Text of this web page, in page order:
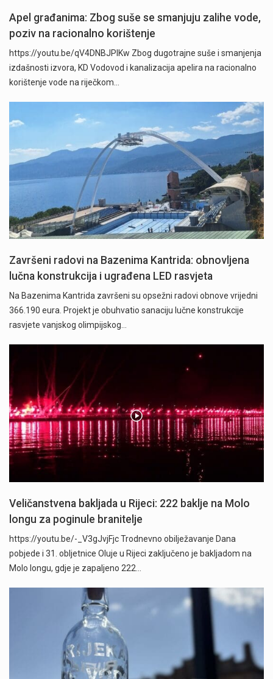
Apel građanima: Zbog suše se smanjuju zalihe vode,
poziv na racionalno korištenje
https://youtu.be/qV4DNBJPlKw Zbog dugotrajne suše i smanjenja
izdašnosti izvora, KD Vodovod i kanalizacija apelira na racionalno
korištenje vode na riječkom…
Završeni radovi na Bazenima Kantrida: obnovljena
lučna konstrukcija i ugrađena LED rasvjeta
Na Bazenima Kantrida završeni su opsežni radovi obnove vrijedni
366.190 eura. Projekt je obuhvatio sanaciju lučne konstrukcije
rasvjete vanjskog olimpijskog…
Veličanstvena bakljada u Rijeci: 222 baklje na Molo
longu za poginule branitelje
https://youtu.be/-_V3gJvjFjc Trodnevno obilježavanje Dana
pobjede i 31. obljetnice Oluje u Rijeci zaključeno je bakljadom na
Molo longu, gdje je zapaljeno 222…